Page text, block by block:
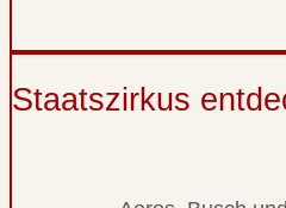
Staatszirkus